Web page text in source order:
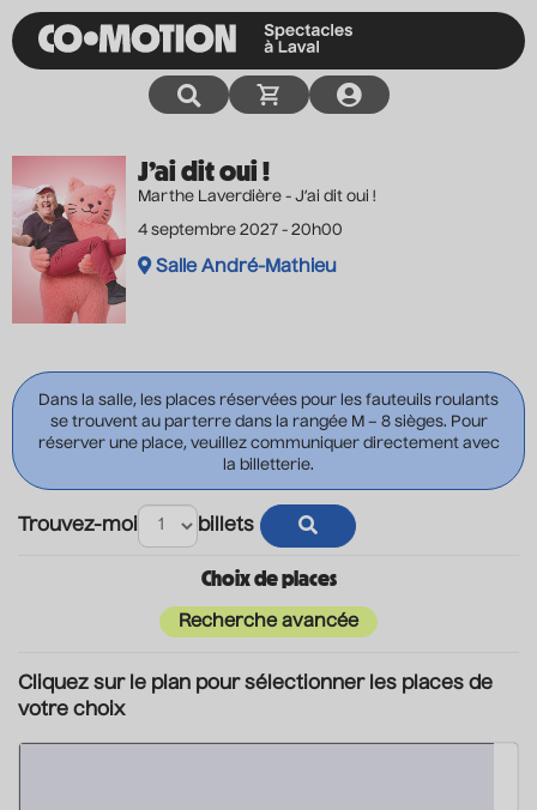
J’ai dit oui !
Marthe Laverdière - J’ai dit oui !
4 septembre 2027 - 20h00
Salle André-Mathieu
Dans la salle, les places réservées pour les fauteuils roulants
se trouvent au parterre dans la rangée M – 8 sièges. Pour
réserver une place, veuillez communiquer directement avec
la billetterie.
Trouvez-moi billets
Choix de places
Recherche avancée
Cliquez sur le plan pour sélectionner les places de
votre choix